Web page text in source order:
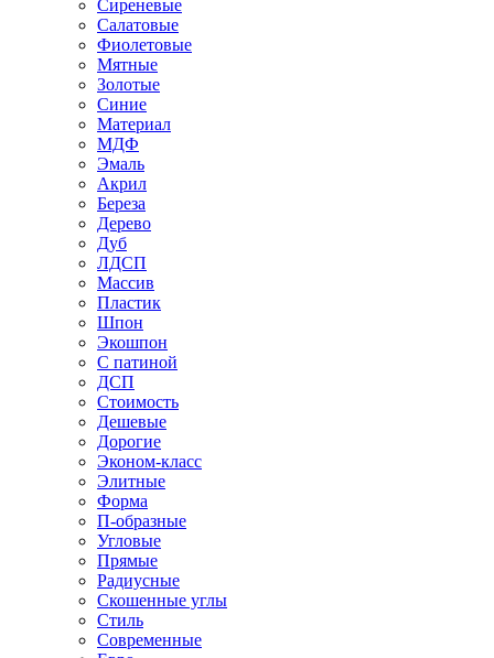
Сиреневые
Салатовые
Фиолетовые
Мятные
Золотые
Синие
Материал
МДФ
Эмаль
Акрил
Береза
Дерево
Дуб
ЛДСП
Массив
Пластик
Шпон
Экошпон
С патиной
ДСП
Стоимость
Дешевые
Дорогие
Эконом-класс
Элитные
Форма
П-образные
Угловые
Прямые
Радиусные
Скошенные углы
Стиль
Современные